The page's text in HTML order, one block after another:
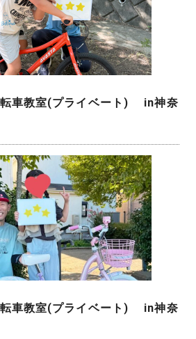
車教室(プライベート) in神奈
車教室(プライベート) in神奈